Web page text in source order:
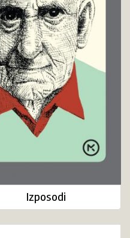
Izposodi